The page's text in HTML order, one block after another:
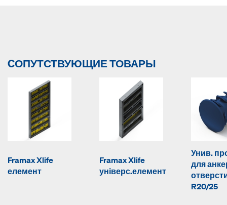
CОПУТСТВУЮЩИЕ ТОВАРЫ
Framax Xlife
елемент
Framax Xlife
універс.елемент
Унив.
для
R20/25